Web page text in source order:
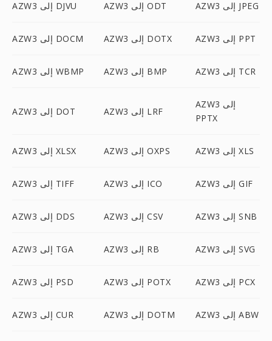
AZW3 إلى DJVU AZW3 إلى ODT AZW3 إلى JPEG
AZW3 إلى DOCM AZW3 إلى DOTX AZW3 إلى PPT
AZW3 إلى WBMP AZW3 إلى BMP AZW3 إلى TCR
AZW3 إلى DOT AZW3 إلى LRF
AZW3 إلى
PPTX
AZW3 إلى XLSX AZW3 إلى OXPS AZW3 إلى XLS
AZW3 إلى TIFF AZW3 إلى ICO AZW3 إلى GIF
AZW3 إلى DDS AZW3 إلى CSV AZW3 إلى SNB
AZW3 إلى TGA AZW3 إلى RB AZW3 إلى SVG
AZW3 إلى PSD AZW3 إلى POTX AZW3 إلى PCX
AZW3 إلى CUR AZW3 إلى DOTM AZW3 إلى ABW